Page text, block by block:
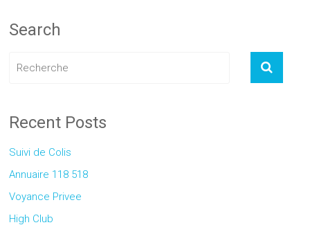
Search
Recent Posts
Suivi de Colis
Annuaire 118 518
Voyance Privee
High Club